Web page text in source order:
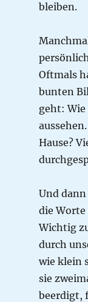
bleiben.
Oftmals
bunten
geht:
Hause?
Und
die
Wichtig
durch
wie klein
sie
beerdigt,